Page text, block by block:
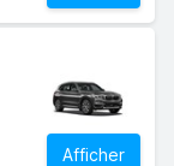
Afficher